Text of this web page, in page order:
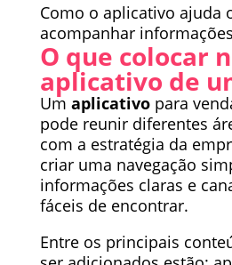
Como o aplicativo ajuda
acompanhar
O que colocar
aplicativo de
Um aplicativopara
pode reunir diferentes
com a estratégia da
criar uma navegação
informações claras e
fáceis de encontrar.
Entre os principais